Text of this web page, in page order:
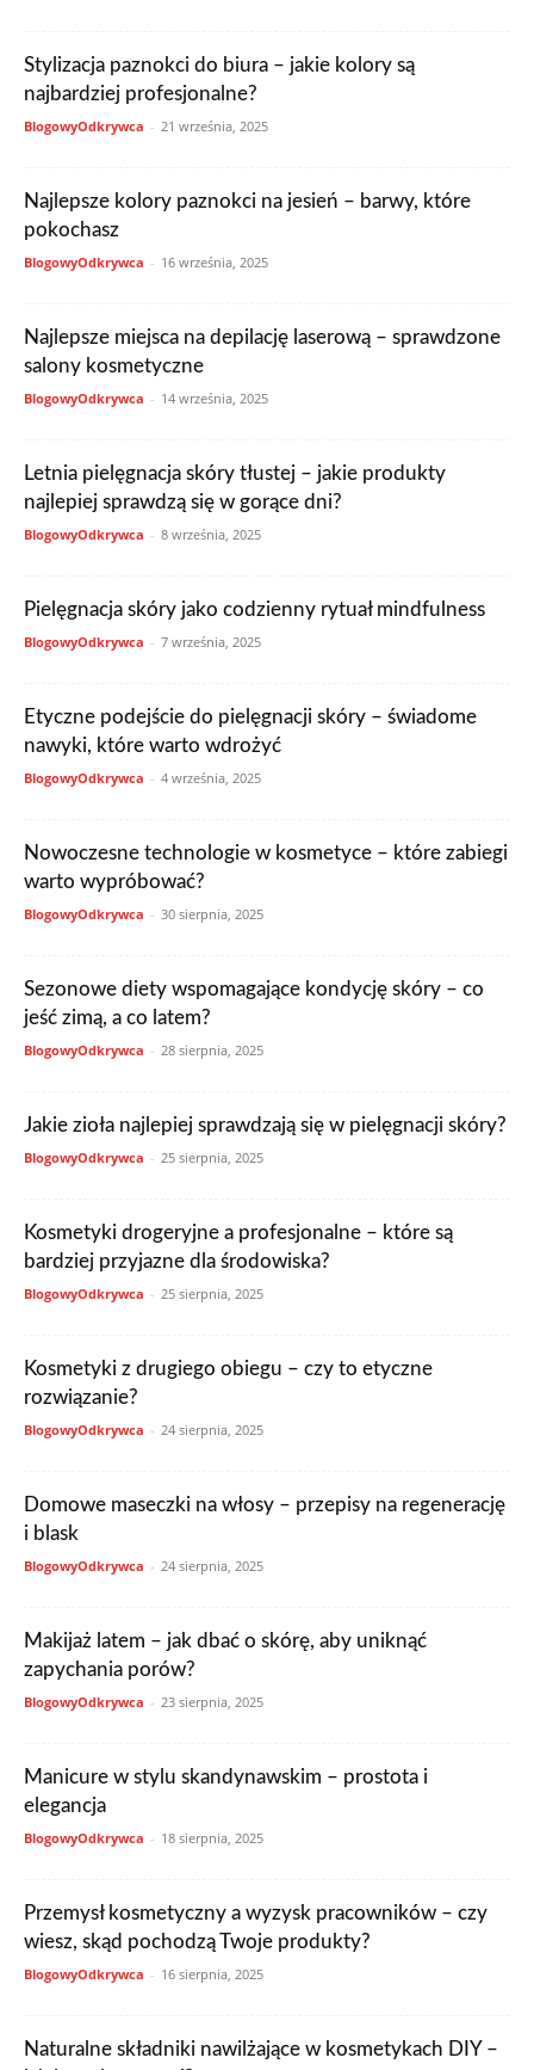
Stylizacja paznokci do biura – jakie kolory są
najbardziej profesjonalne?
BlogowyOdkrywca - 21 września, 2025
Najlepsze kolory paznokci na jesień – barwy, które
pokochasz
BlogowyOdkrywca - 16 września, 2025
Najlepsze miejsca na depilację laserową – sprawdzone
salony kosmetyczne
BlogowyOdkrywca - 14 września, 2025
Letnia pielęgnacja skóry tłustej – jakie produkty
najlepiej sprawdzą się w gorące dni?
BlogowyOdkrywca - 8 września, 2025
Pielęgnacja skóry jako codzienny rytuał mindfulness
BlogowyOdkrywca - 7 września, 2025
Etyczne podejście do pielęgnacji skóry – świadome
nawyki, które warto wdrożyć
BlogowyOdkrywca - 4 września, 2025
Nowoczesne technologie w kosmetyce – które zabiegi
warto wypróbować?
BlogowyOdkrywca - 30 sierpnia, 2025
Sezonowe diety wspomagające kondycję skóry – co
jeść zimą, a co latem?
BlogowyOdkrywca - 28 sierpnia, 2025
Jakie zioła najlepiej sprawdzają się w pielęgnacji skóry?
BlogowyOdkrywca - 25 sierpnia, 2025
Kosmetyki drogeryjne a profesjonalne – które są
bardziej przyjazne dla środowiska?
BlogowyOdkrywca - 25 sierpnia, 2025
Kosmetyki z drugiego obiegu – czy to etyczne
rozwiązanie?
BlogowyOdkrywca - 24 sierpnia, 2025
Domowe maseczki na włosy – przepisy na regenerację
i blask
BlogowyOdkrywca - 24 sierpnia, 2025
Makijaż latem – jak dbać o skórę, aby uniknąć
zapychania porów?
BlogowyOdkrywca - 23 sierpnia, 2025
Manicure w stylu skandynawskim – prostota i
elegancja
BlogowyOdkrywca - 18 sierpnia, 2025
Przemysł kosmetyczny a wyzysk pracowników – czy
wiesz, skąd pochodzą Twoje produkty?
BlogowyOdkrywca - 16 sierpnia, 2025
Naturalne składniki nawilżające w kosmetykach DIY –